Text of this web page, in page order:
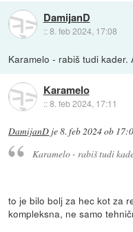
DamijanD
::8. feb 2024, 17:08
Karamelo - rabiš tudi
Karamelo
::8. feb 2024, 17:11
DamijanD je8. feb 2024 ob
Karamelo - rabiš tudi
to je bilo bolj za hec kot za
kompleksna, ne samo